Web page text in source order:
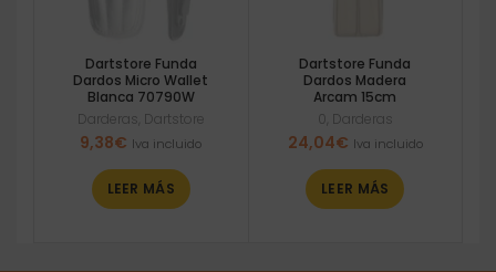
Dartstore Funda
Dardos Micro Wallet
Blanca 70790W
Darderas Dartstore
9,38€ Iva incluido
LEER MÁS
Dartstore Funda
Dardos Madera
Arcam 15cm
0 Darderas
24,04€ Iva incluido
LEER MÁS